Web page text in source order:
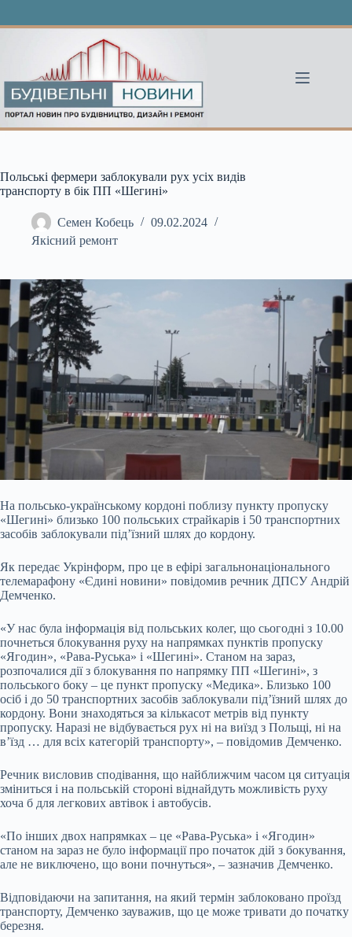
Польські фермери заблокували рух усіх видів
транспорту в бік ПП «Шегині»
Семен Кобець
09.02.2024
Якісний ремонт
На польсько-українському кордоні поблизу пункту пропуску
«Шегині» близько 100 польських страйкарів і 50 транспортних
засобів заблокували під’їзний шлях до кордону.
Як передає Укрінформ, про це в ефірі загальнонаціонального
телемарафону «Єдині новини» повідомив речник ДПСУ Андрій
Демченко.
«У нас була інформація від польських колег, що сьогодні з 10.00
почнеться блокування руху на напрямках пунктів пропуску
«Ягодин», «Рава-Руська» і «Шегині». Станом на зараз,
розпочалися дії з блокування по напрямку ПП «Шегині», з
польського боку – це пункт пропуску «Медика». Близько 100
осіб і до 50 транспортних засобів заблокували під’їзний шлях до
кордону. Вони знаходяться за кількасот метрів від пункту
пропуску. Наразі не відбувається рух ні на виїзд з Польщі, ні на
в’їзд … для всіх категорій транспорту», – повідомив Демченко.
Речник висловив сподівання, що найближчим часом ця ситуація
зміниться і на польській стороні віднайдуть можливість руху
хоча б для легкових автівок і автобусів.
«По інших двох напрямках – це «Рава-Руська» і «Ягодин»
станом на зараз не було інформації про початок дій з бокування,
але не виключено, що вони почнуться», – зазначив Демченко.
Відповідаючи на запитання, на який термін заблоковано проїзд
транспорту, Демченко зауважив, що це може тривати до початку
березня.